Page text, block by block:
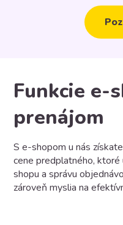
Funkcie e-
prenájom
S e-shopom u nás
cene predplatného,
shopu a správu
zároveň myslia na